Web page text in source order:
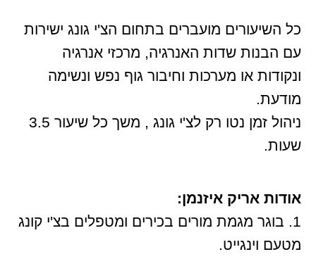
כל השיעורים מועברים בתחום הצ'י גונג ישירות
עם הבנות שדות האנרגיה, מרכזי אנרגיה
ונקודות או מערכות וחיבור גוף נפש ונשימה
מודעת.
ניהול זמן נטו רק לצ'י גונג , משך כל שיעור 3.5
שעות.
אודות אריק איזנמן:
1. בוגר מגמת מורים בכירים ומטפלים בצ'י קונג
מטעם וינגייט.